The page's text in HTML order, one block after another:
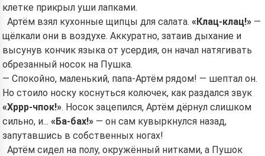
клетке прикрыл уши лапками.
Артём взял кухонные щипцы для салата. «Клац-клац!» —
щёлкали они в воздухе. Аккуратно, затаив дыхание и
высунув кончик языка от усердия, он начал натягивать
обрезанный носок на Пушка.
— Спокойно, маленький, папа-Артём рядом! — шептал он.
Но стоило носку коснуться колючек, как раздался звук
«Хррр-чпок!». Носок зацепился, Артём дёрнул слишком
сильно, и... «Ба-бах!» — он сам кувыркнулся назад,
запутавшись в собственных ногах!
Артём сидел на полу, окружённый нитками, а Пушок
Hi! I am Storiko 👋
I tell magical bedtime stories for